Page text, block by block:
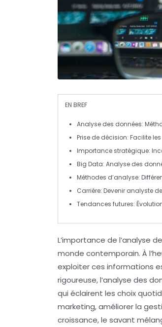
EN BREF
Analyse des données:
Prise de décision: Facilite
Importance stratégique:
Big Data: Analyse des
Méthodes d’analyse:
Carrière: Devenir analyste
Tendances futures:
L’importance de l’analyse
monde contemporain. À
exploiter ces informations
rigoureuse, l’analyse des
qui éclairent les choix
marketing, améliorer la
croissance, le savant